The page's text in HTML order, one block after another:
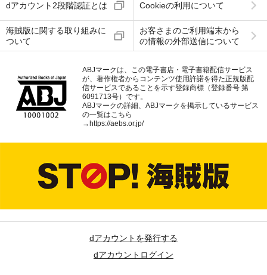
dアカウント2段階認証とは Cookieの利用について
海賊版に関する取り組みに
ついて
お客さまのご利用端末から
の情報の外部送信について
ABJマークは、この電子書店・電子書籍配信サービス
が、著作権者からコンテンツ使用許諾を得た正規版配
信サービスであることを示す登録商標（登録番号 第
6091713号）です。
ABJマークの詳細、ABJマークを掲示しているサービス
の一覧はこちら
→ https://aebs.or.jp/
dアカウントを発行する
dアカウントログイン